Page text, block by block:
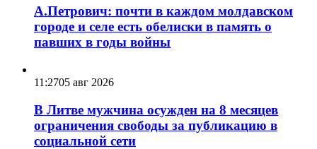
А.Петрович: почти в каждом молдавском
городе и селе есть обелиски в память о
павших в годы войны
11:2705 авг 2026
В Литве мужчина осужден на 8 месяцев
ограничения свободы за публикацию в
социальной сети